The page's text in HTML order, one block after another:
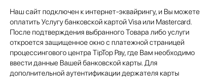
Наш сайт подключен к интернет-эквайрингу, и Вы можете
оплатить Услугу банковской картой Visa или Mastercard.
После подтверждения выбранного Товара либо услуги
откроется защищенное окно с платежной страницей
процессингового центра TipTop Pay, где Вам необходимо
ввести данные Вашей банковской карты. Для
дополнительной аутентификации держателя карты